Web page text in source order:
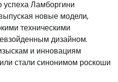
успеха Ламборгини
новые модели,
техническими
дизайном.
и инновациям
стали синонимом роскоши